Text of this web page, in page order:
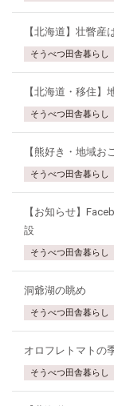
【北海道】壮瞥産
そうべつ田舎暮らし
【北海道・移住
そうべつ田舎暮らし
【熊好き・地域お
そうべつ田舎暮らし
【お知らせ】
設
そうべつ田舎暮らし
洞爺湖の眺め
そうべつ田舎暮らし
オロフレトマトの
そうべつ田舎暮らし